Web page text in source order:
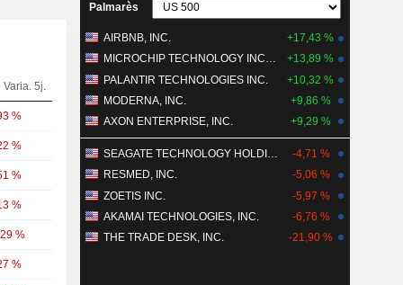
Varia. 5j.
%
%
%
%
%
%
Palmarès
AIRBNB, INC.
+17,43 %
MICROCHIP TECHNOLOGY INCORPORATED
+13,89 %
PALANTIR TECHNOLOGIES INC.
+10,32 %
MODERNA, INC.
+9,86 %
AXON ENTERPRISE, INC.
+9,29 %
SEAGATE TECHNOLOGY HOLDINGS PLC
-4,71 %
RESMED, INC.
-5,06 %
ZOETIS INC.
-5,97 %
AKAMAI TECHNOLOGIES, INC.
-6,76 %
THE TRADE DESK, INC.
-21,90 %